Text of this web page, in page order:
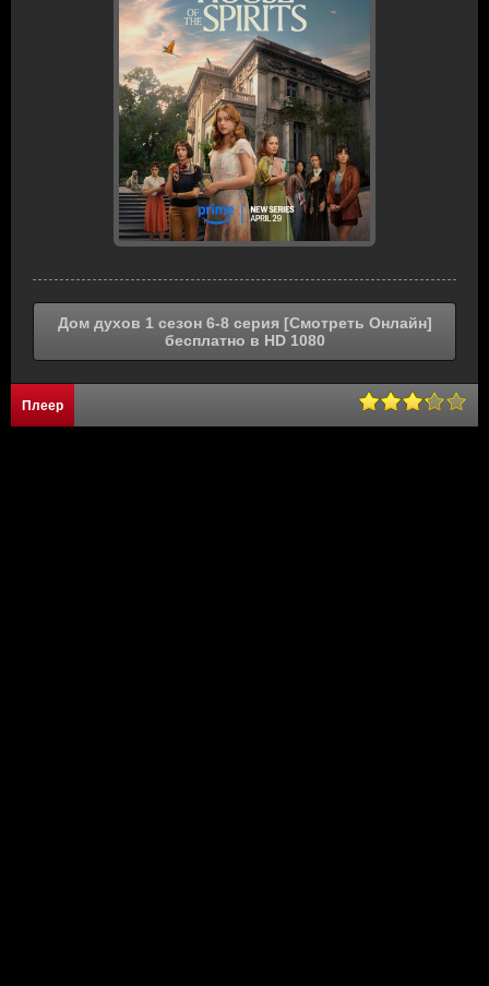
Дом духов 1 сезон 6-8 серия [Смотреть Онлайн]
бесплатно в HD 1080
Плеер